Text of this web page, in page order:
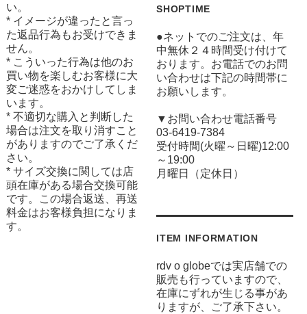
い。
* イメージが違ったと言っ
た返品行為もお受けできま
せん。
* こういった行為は他のお
買い物を楽しむお客様に大
変ご迷惑をおかけしてしま
います。
* 不適切な購入と判断した
場合は注文を取り消すこと
がありますのでご了承くだ
さい。
* サイズ交換に関しては店
頭在庫がある場合交換可能
です。この場合返送、再送
料金はお客様負担になりま
す。
SHOPTIME
●ネットでのご注文は、年
中無休２４時間受け付けて
おります。お電話でのお問
い合わせは下記の時間帯に
お願いします。
▼お問い合わせ電話番号
03-6419-7384
受付時間(火曜～日曜)12:00
～19:00
月曜日（定休日）
ITEM INFORMATION
rdv o globeでは実店舗での
販売も行っていますので、
在庫にずれが生じる事があ
りますが、ご了承下さい。